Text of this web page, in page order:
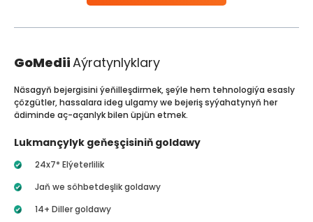
GoMediiAýratynlyklary
Näsagyň bejergisini ýeňilleşdirmek, şeýle hem tehnologiýa esasly
çözgütler, hassalara ideg ulgamy we bejeriş syýahatynyň her
ädiminde aç-açanlyk bilen üpjün etmek.
Lukmançylyk geňeşçisiniň goldawy
24x7* Elýeterlilik
Jaň we söhbetdeşlik goldawy
14+ Diller goldawy